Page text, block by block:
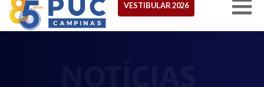
VESTIBULAR 2026